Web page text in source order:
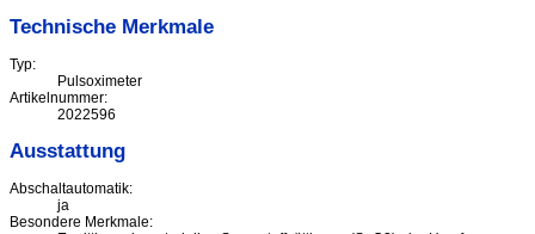
Technische Merkmale
Typ:
Pulsoximeter
Artikelnummer:
2022596
Ausstattung
Abschaltautomatik:
ja
Besondere Merkmale: